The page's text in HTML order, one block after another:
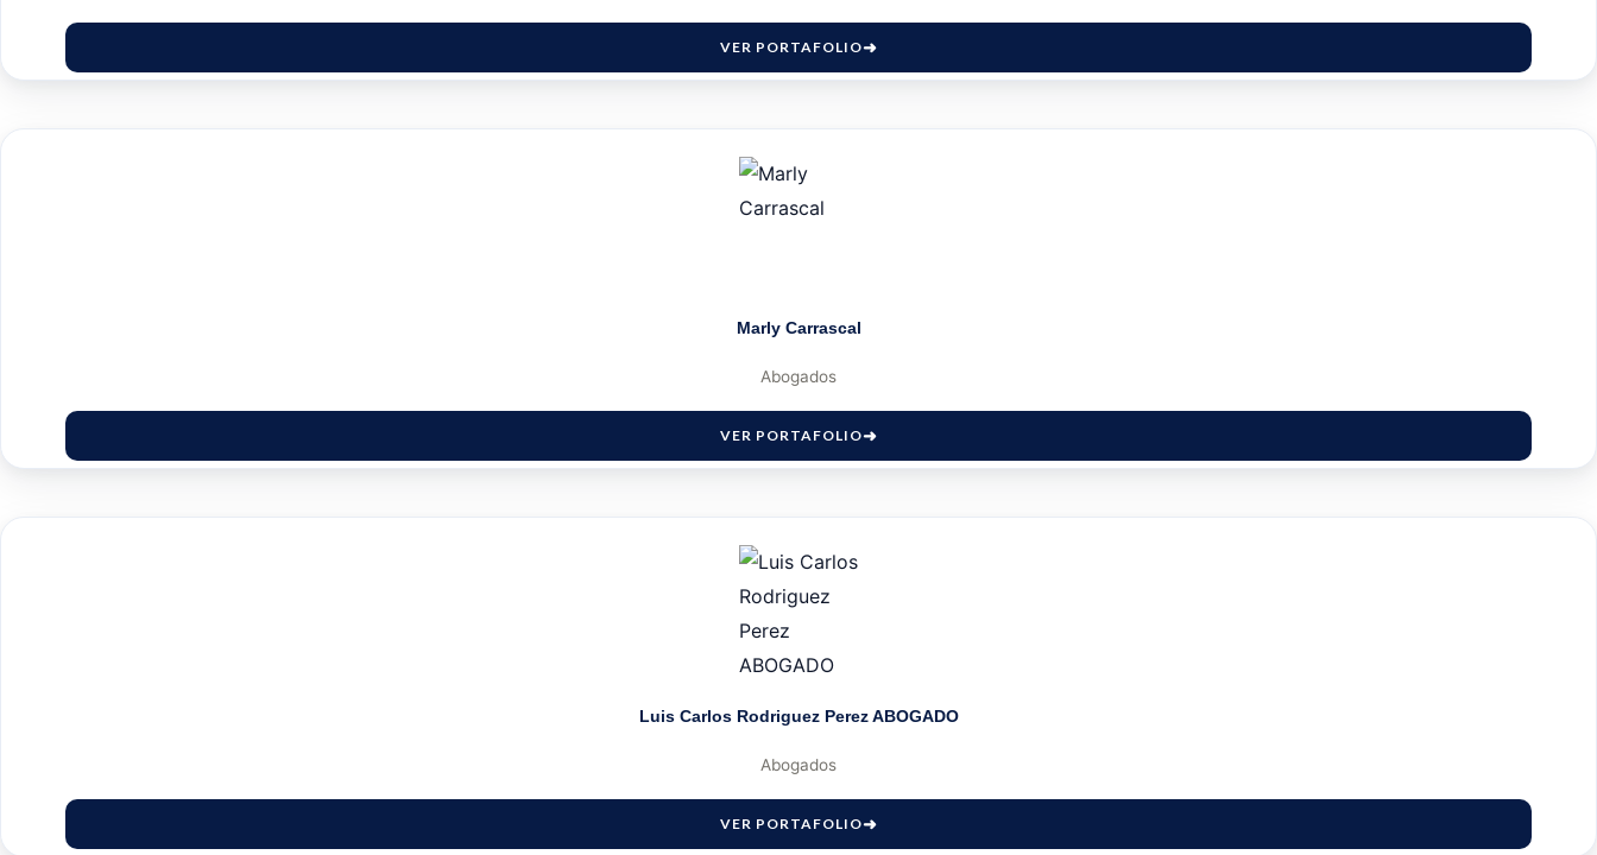
VER PORTAFOLIO
Marly Carrascal
Abogados
VER PORTAFOLIO
Luis Carlos Rodriguez Perez ABOGADO
Abogados
VER PORTAFOLIO